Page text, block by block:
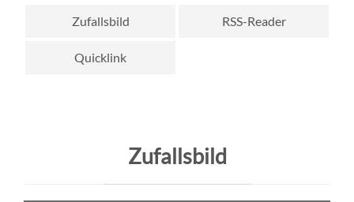
Zufallsbild RSS-Reader
Quicklink
Zufallsbild